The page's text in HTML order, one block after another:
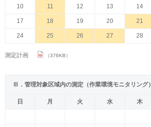
10 11 12 13 14
17 18 19 20 21
24 25 26 27 28
測定計画 （376KB）
Ⅲ．管理対象区域内の測定（作業環境モニタリング）
日 月 火 水 木